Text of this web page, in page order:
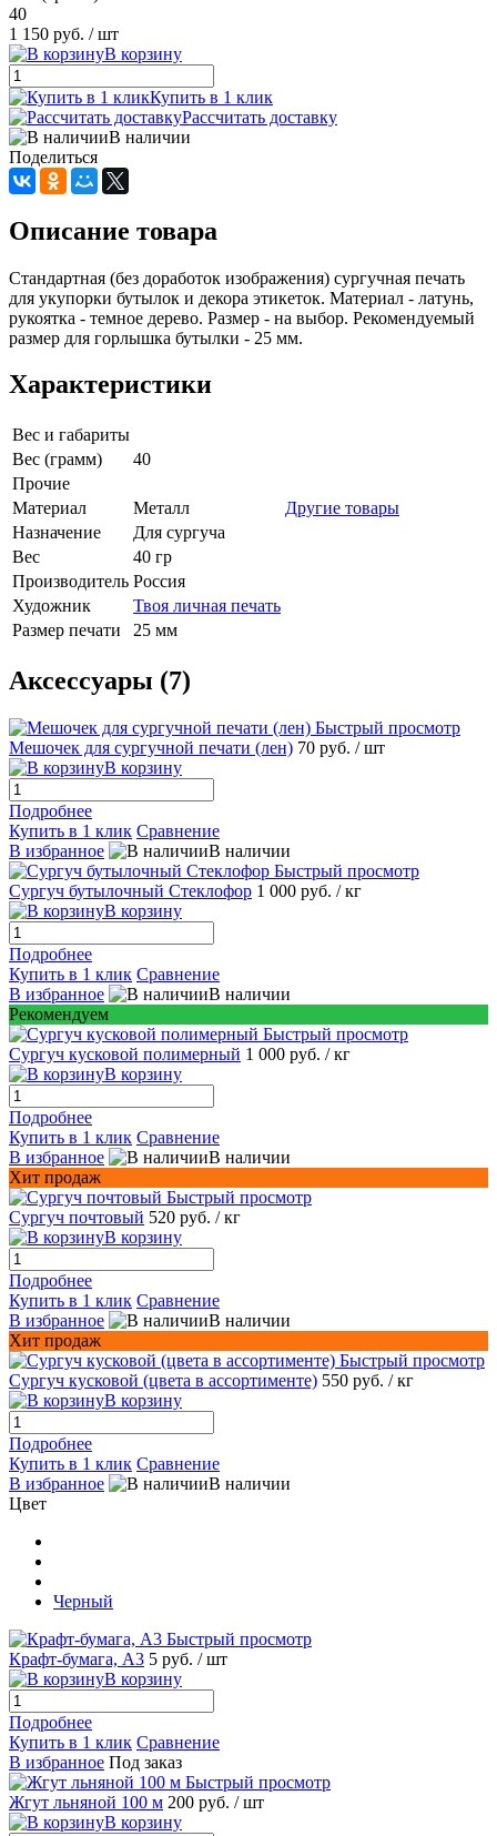
40
1 150 руб. / шт
В корзину
Купить в 1 клик
Рассчитать доставку
В наличии
Поделиться
Описание товара
Стандартная (без доработок изображения) сургучная печать
для укупорки бутылок и декора этикеток. Материал - латунь,
рукоятка - темное дерево. Размер - на выбор. Рекомендуемый
размер для горлышка бутылки - 25 мм.
Характеристики
Вес и габариты
Вес (грамм)
40
Прочие
Материал
Металл
Другие товары
Назначение
Для сургуча
Вес
40 гр
Производитель Россия
Художник
Твоя личная печать
Размер печати
25 мм
Аксессуары (7)
Быстрый просмотр
Мешочек для сургучной печати (лен) 70 руб. / шт
В корзину
Подробнее
Купить в 1 клик Сравнение
В избранное
В наличии
Быстрый просмотр
Сургуч бутылочный Стеклофор 1 000 руб. / кг
В корзину
Подробнее
Купить в 1 клик Сравнение
В избранное
В наличии
Рекомендуем
Быстрый просмотр
Сургуч кусковой полимерный 1 000 руб. / кг
В корзину
Подробнее
Купить в 1 клик Сравнение
В избранное
В наличии
Хит продаж
Быстрый просмотр
Сургуч почтовый 520 руб. / кг
В корзину
Подробнее
Купить в 1 клик Сравнение
В избранное
В наличии
Хит продаж
Быстрый просмотр
Сургуч кусковой (цвета в ассортименте) 550 руб. / кг
В корзину
Подробнее
Купить в 1 клик Сравнение
В избранное
В наличии
Цвет
Черный
Быстрый просмотр
Крафт-бумага, А3 5 руб. / шт
В корзину
Подробнее
Купить в 1 клик Сравнение
В избранное Под заказ
Быстрый просмотр
Жгут льняной 100 м 200 руб. / шт
В корзину